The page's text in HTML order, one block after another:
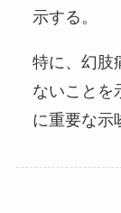
示する。
特に、幻肢
ないことを
に重要な示